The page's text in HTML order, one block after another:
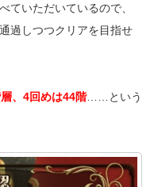
ていただいているので、
過しつつクリアを目指せ
、4回めは44階……という